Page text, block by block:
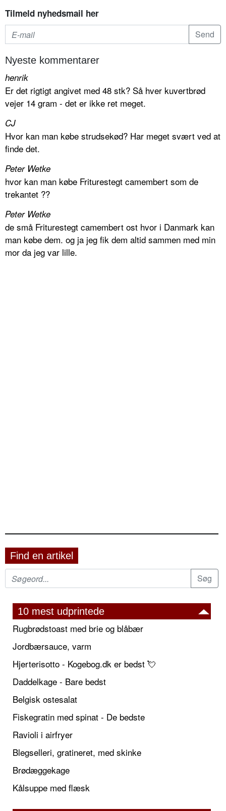
Tilmeld nyhedsmail her
Nyeste kommentarer
henrik
Er det rigtigt angivet med 48 stk? Så hver kuvertbrød
vejer 14 gram - det er ikke ret meget.
CJ
Hvor kan man købe strudsekød? Har meget svært ved at
finde det.
Peter Wetke
hvor kan man købe Friturestegt camembert som de
trekantet ??
Peter Wetke
de små Friturestegt camembert ost hvor i Danmark kan
man købe dem. og ja jeg fik dem altid sammen med min
mor da jeg var lille.
Find en artikel
10 mest udprintede
Rugbrødstoast med brie og blåbær
Jordbærsauce, varm
Hjerterisotto - Kogebog.dk er bedst 💘
Daddelkage - Bare bedst
Belgisk ostesalat
Fiskegratin med spinat - De bedste
Ravioli i airfryer
Blegselleri, gratineret, med skinke
Brødæggekage
Kålsuppe med flæsk